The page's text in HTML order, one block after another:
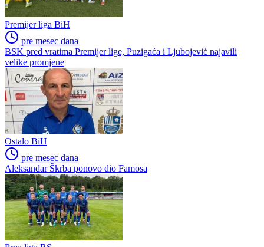
Prva liga RS
pre 27 dana
Pavle Lazić se rastao sa Vlasenicom
Prva liga RS
pre mesec dana
Omarska krenula sa pojačanjima, Guzina i Blagojević prve novajlije
Premijer liga BiH